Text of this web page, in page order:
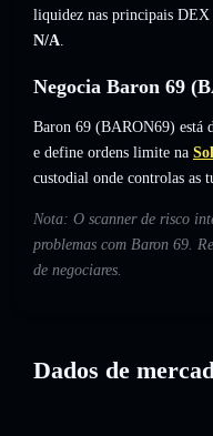
liquidez nas principais DEX
N/A.
Negocia Baron 69
Baron 69 (BARON69) está
e define ordens limite na
custodial onde controlas as
Nota: O scanner de risco
problemas com Baron 69.
de negociares.
Dados de